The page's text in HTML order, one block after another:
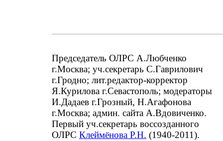
Председатель ОЛРС А.Любченко
г.Москва; уч.секретарь С.Гаврилович
г.Гродно; лит.редактор-корректор
Я.Курилова г.Севастополь; модераторы
И.Дадаев г.Грозный, Н.Агафонова
г.Москва; админ. сайта А.Вдовиченко.
Первый уч.секретарь воссозданного
ОЛРС Клеймёнова Р.Н. (1940-2011).